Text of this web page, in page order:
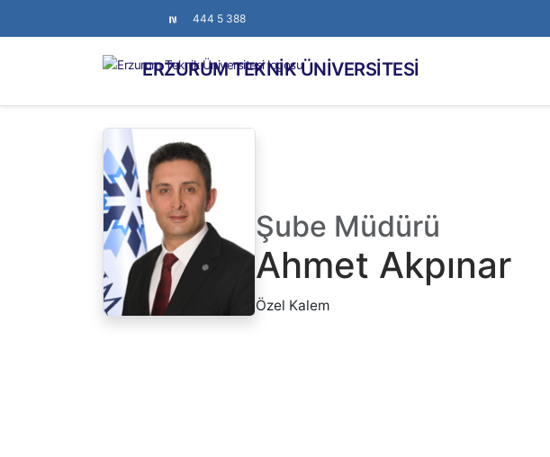
444 5 388
ERZURUM TEKNİK ÜNİVERSİTESİ
Şube Müdürü
Ahmet Akpınar
Özel Kalem